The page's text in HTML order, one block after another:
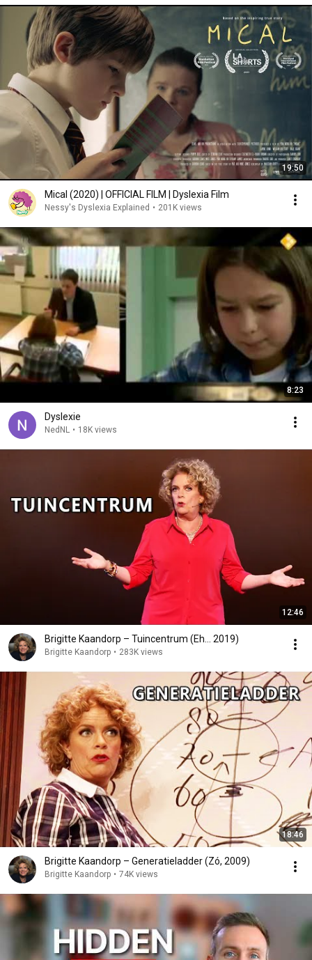
19:50
Mical (2020) | OFFICIAL FILM | Dyslexia Film
Nessy's Dyslexia Explained • 201K views
8:23
Dyslexie
NedNL • 18K views
12:46
Brigitte Kaandorp – Tuincentrum (Eh... 2019)
Brigitte Kaandorp • 283K views
18:46
Brigitte Kaandorp – Generatieladder (Zó, 2009)
Brigitte Kaandorp • 74K views